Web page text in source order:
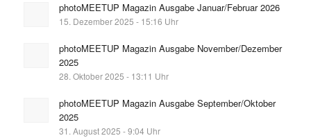
photoMEETUP Magazin Ausgabe Januar/Februar 2026
15. Dezember 2025 - 15:16 Uhr
photoMEETUP Magazin Ausgabe November/Dezember
2025
28. Oktober 2025 - 13:11 Uhr
photoMEETUP Magazin Ausgabe September/Oktober
2025
31. August 2025 - 9:04 Uhr